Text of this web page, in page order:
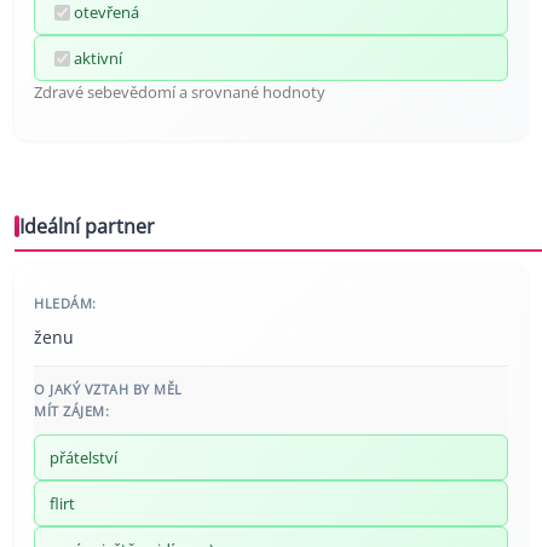
otevřená
aktivní
Zdravé sebevědomí a srovnané hodnoty
Ideální partner
HLEDÁM:
ženu
O JAKÝ VZTAH BY MĚL
MÍT ZÁJEM:
přátelství
flirt